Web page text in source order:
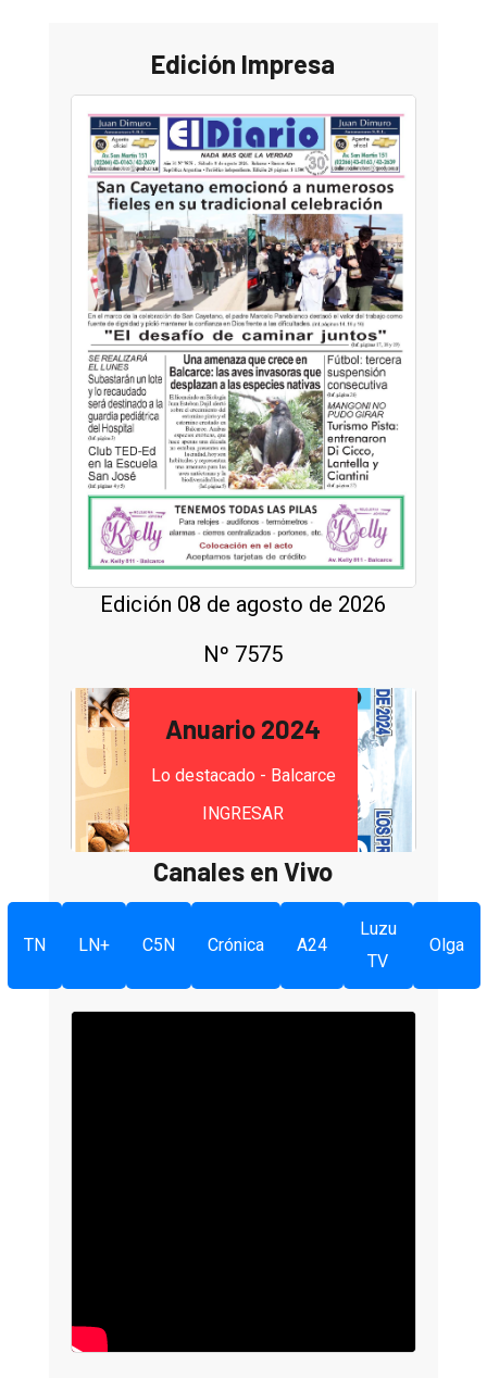
Edición Impresa
Edición 08 de agosto de 2026
Nº 7575
Anuario 2024
Lo destacado - Balcarce
INGRESAR
Canales en Vivo
TN LN+ C5N Crónica A24
Luzu
TV
Olga